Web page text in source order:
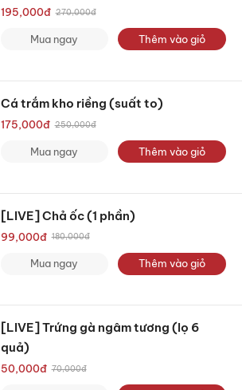
195,000đ 270,000đ
Mua ngay Thêm vào giỏ
Cá trắm kho riềng (suất to)
175,000đ 250,000đ
Mua ngay Thêm vào giỏ
[LIVE] Chả ốc (1 phần)
99,000đ 180,000đ
Mua ngay Thêm vào giỏ
[LIVE] Trứng gà ngâm tương (lọ 6
quả)
50,000đ 70,000đ